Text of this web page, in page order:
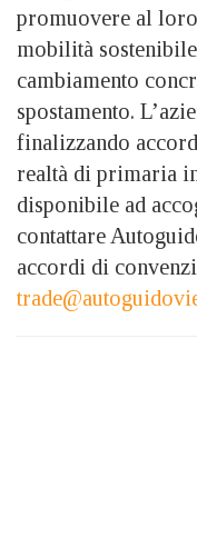
promuovere al
mobilità
cambiamento
spostamento.
finalizzando
realtà di primaria
disponibile ad
contattare
accordi di